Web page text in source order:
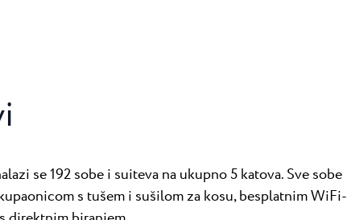
se 192 sobe i suiteva na ukupno 5 katova. Sve sobe
s tušem i sušilom za kosu, besplatnim WiFi-